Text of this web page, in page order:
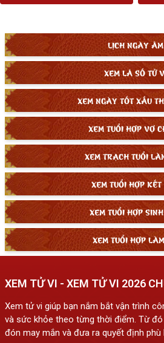
LỊCH NGÀY ÂM
XEM LÁ SỐ TỬ
XEM NGÀY TỐT XẤU
XEM TUỔI HỢP VỢ
XEM TRẠCH TUỔI
XEM TUỔI HỢP KẾT
XEM TUỔI HỢP
XEM TUỔI HỢP
XEM TỬ VI - XEM TỬ VI 2026
Xem tử vi giúp bạn nắm bắt vận trình
và sức khỏe theo từng thời điểm. Từ
đón may mắn và đưa ra quyết định